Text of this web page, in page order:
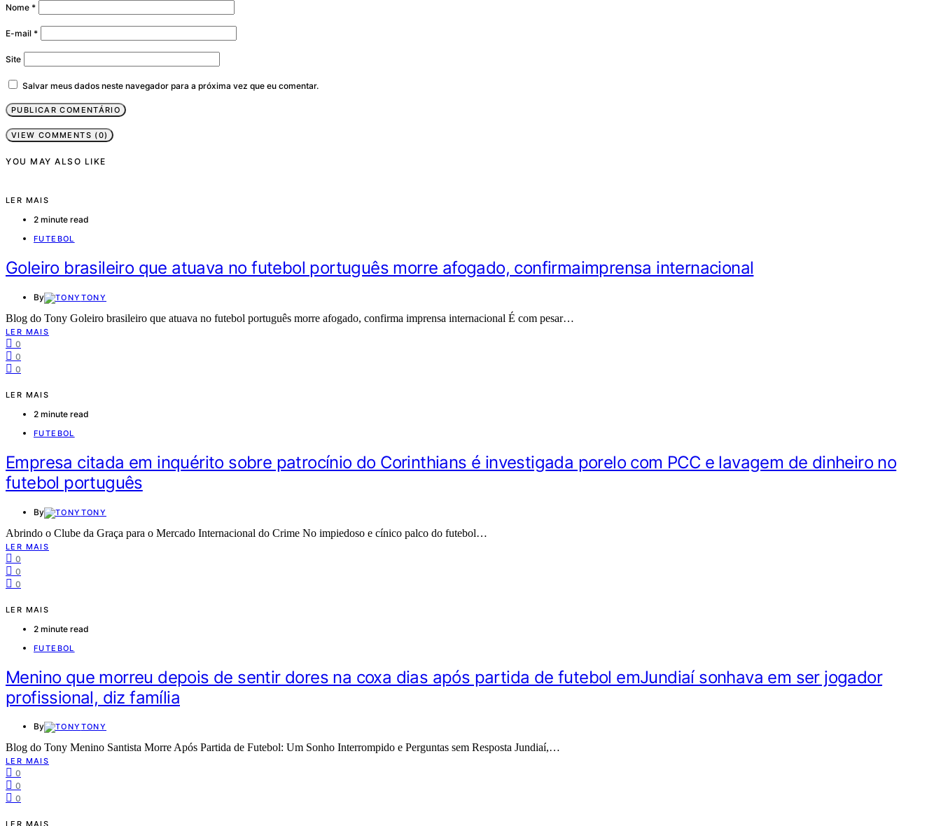
Nome *
E-mail *
Site
Salvar meus dados neste navegador para a próxima vez que eu comentar.
VIEW COMMENTS (0)
YOU MAY ALSO LIKE
LER MAIS
2 minute read
FUTEBOL
Goleiro brasileiro que atuava no futebol português morre afogado, confirmaimprensa internacional
By TONY
Blog do Tony Goleiro brasileiro que atuava no futebol português morre afogado, confirma imprensa internacional É com pesar…
LER MAIS
0
0
0
LER MAIS
2 minute read
FUTEBOL
Empresa citada em inquérito sobre patrocínio do Corinthians é investigada porelo com PCC e lavagem de dinheiro no
futebol português
By TONY
Abrindo o Clube da Graça para o Mercado Internacional do Crime No impiedoso e cínico palco do futebol…
LER MAIS
0
0
0
LER MAIS
2 minute read
FUTEBOL
Menino que morreu depois de sentir dores na coxa dias após partida de futebol emJundiaí sonhava em ser jogador
profissional, diz família
By TONY
Blog do Tony Menino Santista Morre Após Partida de Futebol: Um Sonho Interrompido e Perguntas sem Resposta Jundiaí,…
LER MAIS
0
0
0